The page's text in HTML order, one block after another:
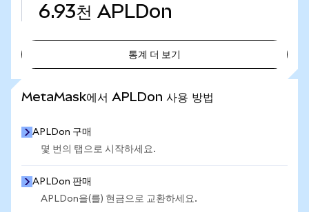
6.93천 APLDon
통계 더 보기
MetaMask에서 APLDon 사용 방법
APLDon 구매
몇 번의 탭으로 시작하세요.
APLDon 판매
APLDon을(를) 현금으로 교환하세요.